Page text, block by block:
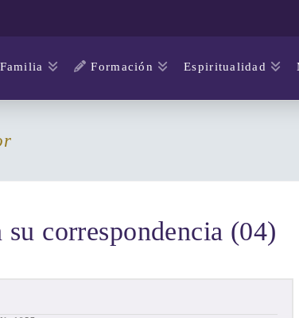
Familia Formación Espiritualidad
correspondencia (04)